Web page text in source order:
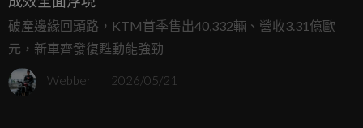
破產邊緣回頭路，KTM首季售出40,332輛、營收3.31億歐
元，新車齊發復甦動能強勁
Webber 2026/05/21